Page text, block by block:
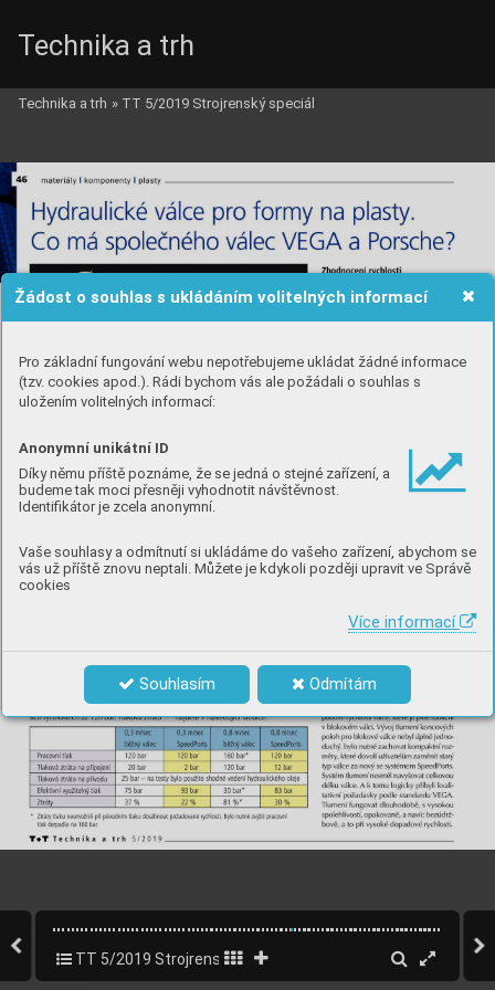
Žádost o souhlas s ukládáním volitelných informací
Pro základní fungování webu nepotřebujeme ukládat žádné informace
(tzv. cookies apod.). Rádi bychom vás ale požádali o souhlas s
uložením volitelných informací:
Anonymní unikátní ID
Díky němu příště poznáme, že se jedná o stejné zařízení, a
budeme tak moci přesněji vyhodnotit návštěvnost.
Identifikátor je zcela anonymní.
Vaše souhlasy a odmítnutí si ukládáme do vašeho zařízení, abychom se
vás už příště znovu neptali. Můžete je kdykoli později upravit ve Správě
cookies
Více informací
Souhlasím Odmítám
Technika a trh
Technika a trh » TT 5/2019 Strojrenský speciál
TT 5/2019 Strojrenský speciál